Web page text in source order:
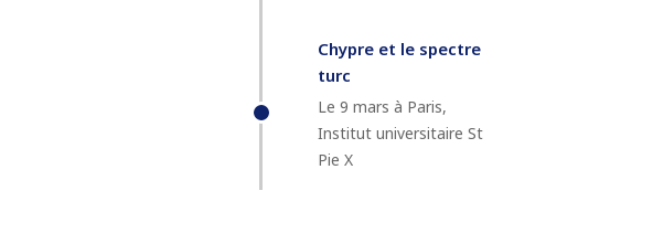
Chypre et le spectre
turc
Le 9 mars à Paris,
Institut universitaire St
Pie X